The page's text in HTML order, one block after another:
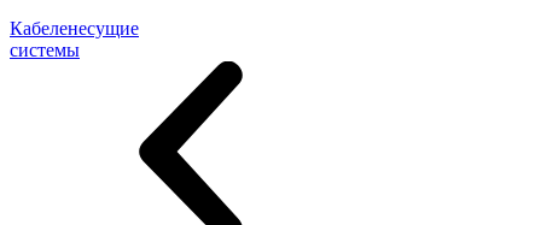
Кабеленесущие
системы